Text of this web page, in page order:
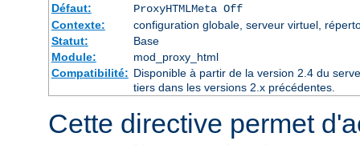
Défaut:
ProxyHTMLMeta Off
Contexte:
configuration globale, serveur virtuel,
Statut:
Base
Module:
mod_proxy_html
Compatibilité: Disponible à partir de la version 2.4 du
tiers dans les versions 2.x précédentes.
Cette directive permet